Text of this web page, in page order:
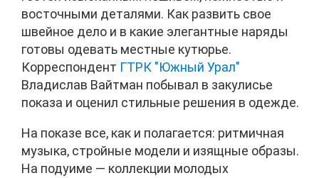
восточными деталями. Как развить свое
швейное дело и в какие элегантные наряды
готовы одевать местные кутюрье.
Корреспондент ГТРК "Южный Урал"
Владислав Вайтман побывал в закулисье
показа и оценил стильные решения в одежде.
На показе все, как и полагается: ритмичная
музыка, стройные модели и изящные образы.
На подуиме — коллекции молодых